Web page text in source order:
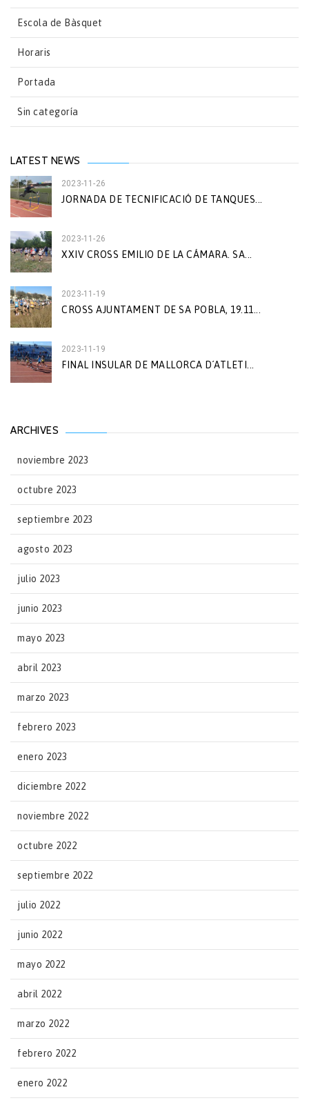
Escola de Bàsquet
Horaris
Portada
Sin categoría
LATEST NEWS
2023-11-26
JORNADA DE TECNIFICACIÓ DE TANQUES...
2023-11-26
XXIV CROSS EMILIO DE LA CÁMARA. SA...
2023-11-19
CROSS AJUNTAMENT DE SA POBLA, 19.11...
2023-11-19
FINAL INSULAR DE MALLORCA D´ATLETI...
ARCHIVES
noviembre 2023
octubre 2023
septiembre 2023
agosto 2023
julio 2023
junio 2023
mayo 2023
abril 2023
marzo 2023
febrero 2023
enero 2023
diciembre 2022
noviembre 2022
octubre 2022
septiembre 2022
julio 2022
junio 2022
mayo 2022
abril 2022
marzo 2022
febrero 2022
enero 2022